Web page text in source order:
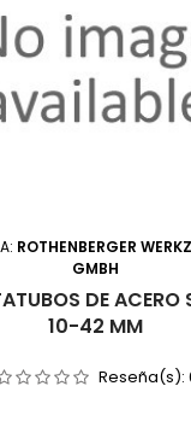
ROTHENBERGER
GMBH
DE ACERO
10-42 MM
Reseña(s):